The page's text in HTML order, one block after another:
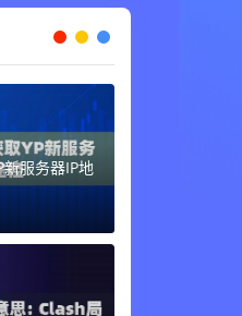
服务器IP地